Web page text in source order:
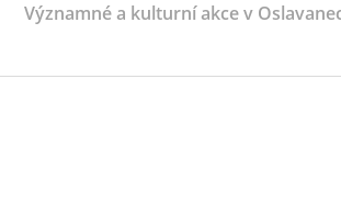
Významné a kulturní akce v